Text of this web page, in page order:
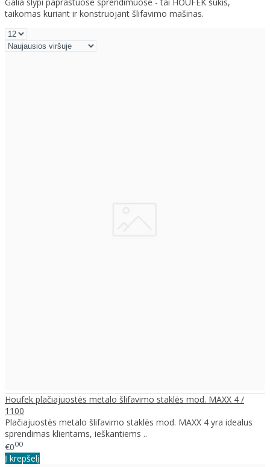
taikomas kuriant ir konstruojant šlifavimo mašinas.
Houfek plačiajuostės metalo šlifavimo staklės mod. MAXX 4 /
1100
Plačiajuostės metalo šlifavimo staklės mod. MAXX 4 yra idealus
sprendimas klientams, ieškantiems ..
€000
Į krepšelį